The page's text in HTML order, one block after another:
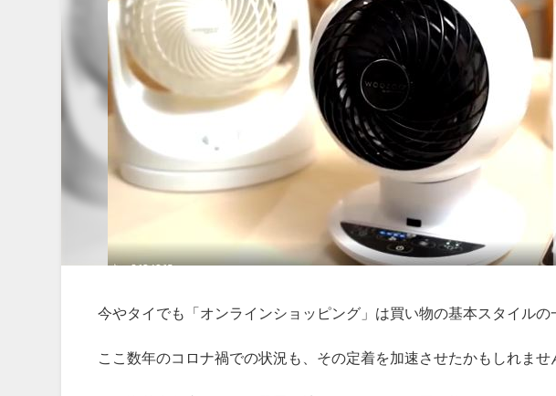
今やタイでも「オンラインショッピング」は買い物の基本スタイルの
ここ数年のコロナ禍での状況も、その定着を加速させたかもしれませ